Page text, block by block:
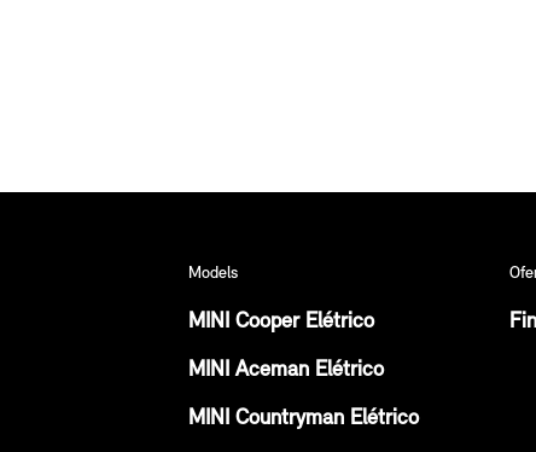
Models
MINI Cooper Elétrico
MINI Aceman Elétrico
MINI Countryman Elétrico